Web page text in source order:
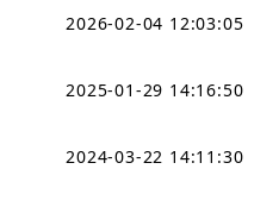
2026-02-04 12:03:05
2025-01-29 14:16:50
2024-03-22 14:11:30